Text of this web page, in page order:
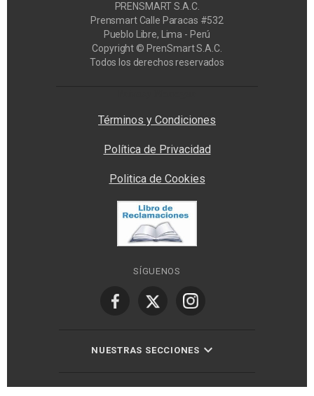
PRENSMART S.A.C.
Prensmart Calle Paracas #532
Pueblo Libre, Lima - Perú
Copyright © PrenSmart S.A.C.
Todos los derechos reservados
Términos y Condiciones
Política de Privacidad
Politica de Cookies
SÍGUENOS
NUESTRAS SECCIONES